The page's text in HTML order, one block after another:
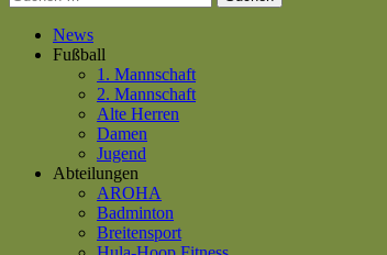
nach:
News
Fußball
1. Mannschaft
2. Mannschaft
Alte Herren
Damen
Jugend
Abteilungen
AROHA
Badminton
Breitensport